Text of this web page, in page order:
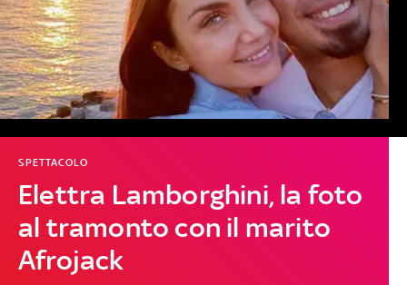
Elettra Lamborghini, la foto
al tramonto con il marito
Afrojack
SPETTACOLO